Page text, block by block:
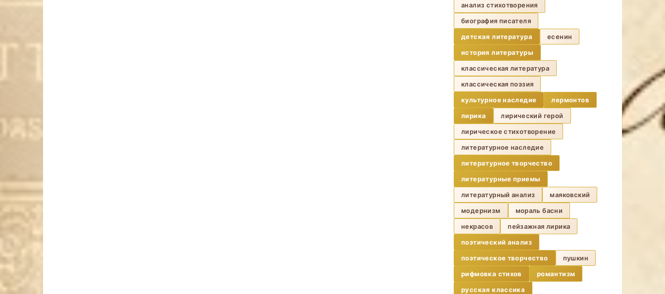
анализ стихотворения
биография писателя
детская литература
есенин
история литературы
классическая литература
классическая поэзия
культурное наследие
лермонтов
лирика
лирический герой
лирическое стихотворение
литературное наследие
литературное творчество
литературные приемы
литературный анализ
маяковский
модернизм
мораль басни
некрасов
пейзажная лирика
поэтический анализ
поэтическое творчество
пушкин
рифмовка стихов
романтизм
русская классика